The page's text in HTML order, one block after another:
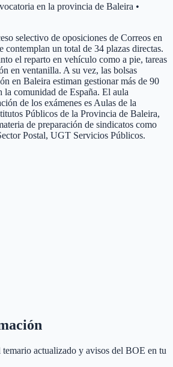
en la provincia de Baleira •
selectivo de oposiciones de Correos en
contemplan un total de 34 plazas directas.
el reparto en vehículo como a pie, tareas
en ventanilla. A su vez, las bolsas
en Baleira estiman gestionar más de 90
la comunidad de España. El aula
de los exámenes es Aulas de la
Públicos de la Provincia de Baleira,
de preparación de sindicatos como
Postal, UGT Servicios Públicos.
actualizado y avisos del BOE en tu